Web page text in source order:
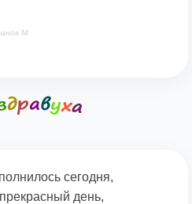
М.
сегодня,
день,